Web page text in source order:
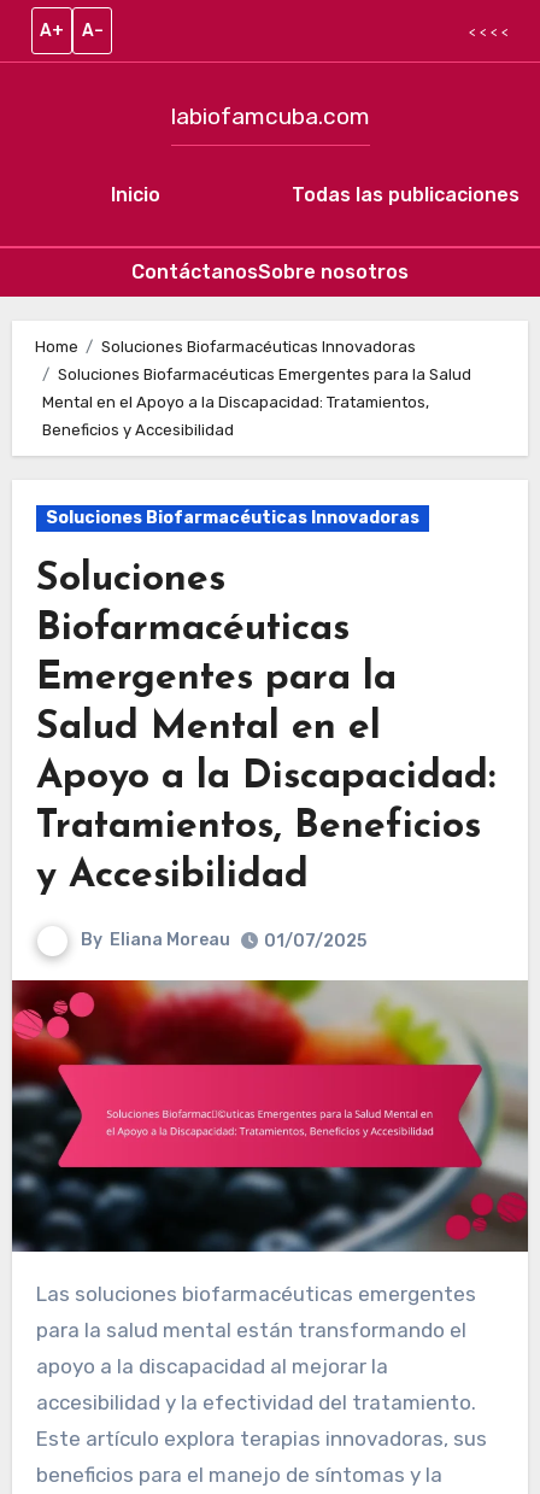
A+ A– < < < <
Inicio
labiofamcuba.com
Todas las publicaciones
ContáctanosSobre nosotros
Home
Soluciones Biofarmacéuticas Innovadoras
Soluciones Biofarmacéuticas Emergentes para la Salud
Mental en el Apoyo a la Discapacidad: Tratamientos,
Beneficios y Accesibilidad
Soluciones Biofarmacéuticas Innovadoras
Soluciones
Biofarmacéuticas
Emergentes para la
Salud Mental en el
Apoyo a la Discapacidad:
Tratamientos, Beneficios
y Accesibilidad
By Eliana Moreau 01/07/2025
Las soluciones biofarmacéuticas emergentes
para la salud mental están transformando el
apoyo a la discapacidad al mejorar la
accesibilidad y la efectividad del tratamiento.
Este artículo explora terapias innovadoras, sus
beneficios para el manejo de síntomas y la